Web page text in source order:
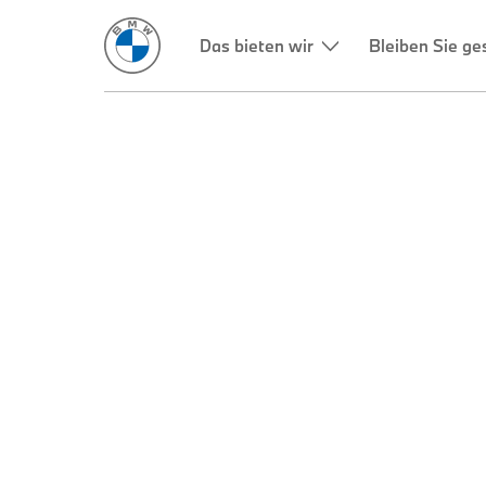
Das bieten wir Bleiben Sie